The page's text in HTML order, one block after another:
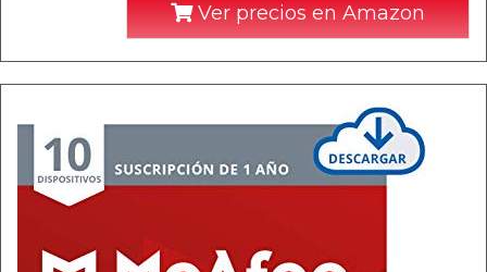
Ver precios en Amazon